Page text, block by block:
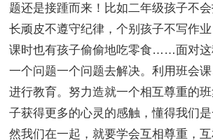
题还是接踵而来！比如二年级孩子不
长顽皮不遵守纪律，个别孩子不写作
课时也有孩子偷偷地吃零食……面对这
一个问题一个问题去解决。利用班会
进行教育。努力造就一个相互尊重的
子获得更多的心灵的感触，懂得我们
然我们在一起，就要学会互相尊重，